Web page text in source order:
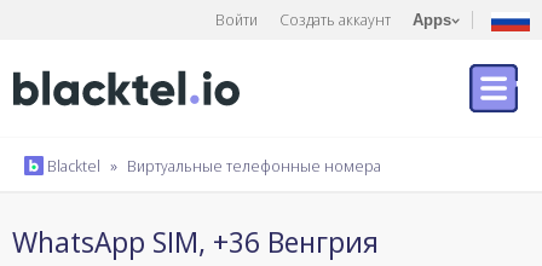
Войти Создать аккаунт Apps
Blacktel » Виртуальные телефонные номера
WhatsApp SIM, +36 Венгрия